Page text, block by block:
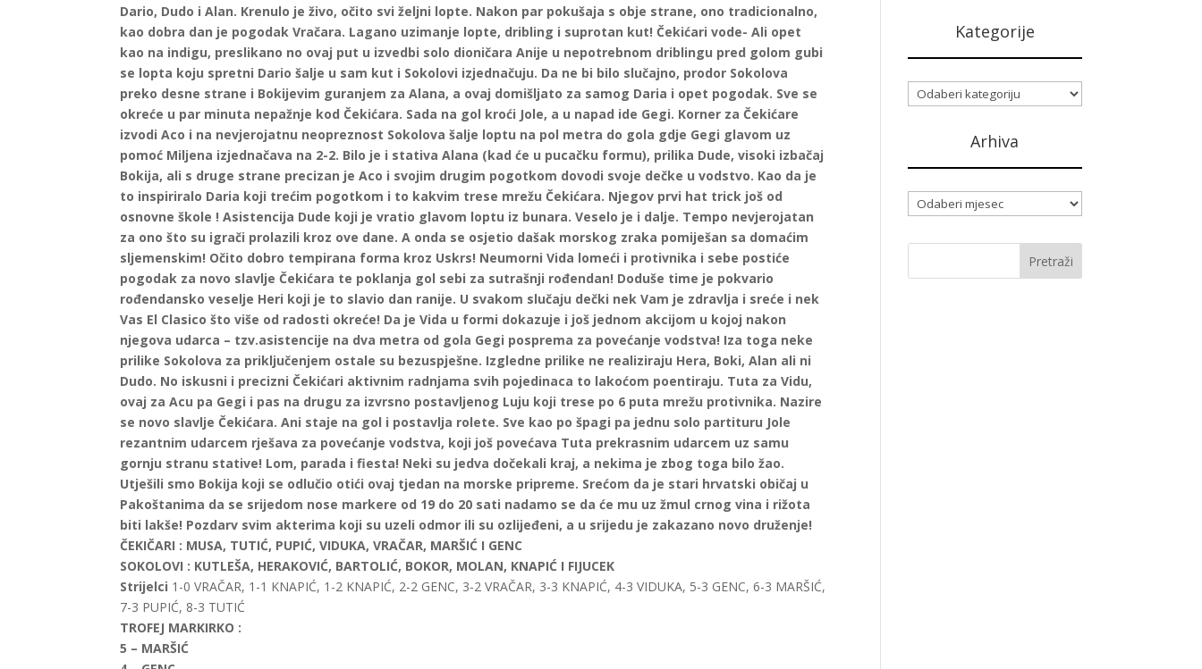
Dario, Dudo i Alan. Krenulo je živo, očito svi željni lopte. Nakon par pokušaja s obje strane, ono tradicionalno,
kao dobra dan je pogodak Vračara. Lagano uzimanje lopte, dribling i suprotan kut! Čekićari vode- Ali opet
kao na indigu, preslikano no ovaj put u izvedbi solo dioničara Anije u nepotrebnom driblingu pred golom gubi
se lopta koju spretni Dario šalje u sam kut i Sokolovi izjednačuju. Da ne bi bilo slučajno, prodor Sokolova
preko desne strane i Bokijevim guranjem za Alana, a ovaj domišljato za samog Daria i opet pogodak. Sve se
okreće u par minuta nepažnje kod Čekićara. Sada na gol kroći Jole, a u napad ide Gegi. Korner za Čekićare
izvodi Aco i na nevjerojatnu neopreznost Sokolova šalje loptu na pol metra do gola gdje Gegi glavom uz
pomoć Miljena izjednačava na 2-2. Bilo je i stativa Alana (kad će u pucačku formu), prilika Dude, visoki izbačaj
Bokija, ali s druge strane precizan je Aco i svojim drugim pogotkom dovodi svoje dečke u vodstvo. Kao da je
to inspiriralo Daria koji trećim pogotkom i to kakvim trese mrežu Čekićara. Njegov prvi hat trick još od
osnovne škole ! Asistencija Dude koji je vratio glavom loptu iz bunara. Veselo je i dalje. Tempo nevjerojatan
za ono što su igrači prolazili kroz ove dane. A onda se osjetio dašak morskog zraka pomiješan sa domaćim
sljemenskim! Očito dobro tempirana forma kroz Uskrs! Neumorni Vida lomeći i protivnika i sebe postiće
pogodak za novo slavlje Čekićara te poklanja gol sebi za sutrašnji rođendan! Doduše time je pokvario
rođendansko veselje Heri koji je to slavio dan ranije. U svakom slučaju dečki nek Vam je zdravlja i sreće i nek
Vas El Clasico što više od radosti okreće! Da je Vida u formi dokazuje i još jednom akcijom u kojoj nakon
njegova udarca – tzv.asistencije na dva metra od gola Gegi posprema za povećanje vodstva! Iza toga neke
prilike Sokolova za priključenjem ostale su bezuspješne. Izgledne prilike ne realiziraju Hera, Boki, Alan ali ni
Dudo. No iskusni i precizni Čekićari aktivnim radnjama svih pojedinaca to lakoćom poentiraju. Tuta za Vidu,
ovaj za Acu pa Gegi i pas na drugu za izvrsno postavljenog Luju koji trese po 6 puta mrežu protivnika. Nazire
se novo slavlje Čekićara. Ani staje na gol i postavlja rolete. Sve kao po špagi pa jednu solo partituru Jole
rezantnim udarcem rješava za povećanje vodstva, koji još povećava Tuta prekrasnim udarcem uz samu
gornju stranu stative! Lom, parada i fiesta! Neki su jedva dočekali kraj, a nekima je zbog toga bilo žao.
Utješili smo Bokija koji se odlučio otići ovaj tjedan na morske pripreme. Srećom da je stari hrvatski običaj u
Pakoštanima da se srijedom nose markere od 19 do 20 sati nadamo se da će mu uz žmul crnog vina i rižota
biti lakše! Pozdarv svim akterima koji su uzeli odmor ili su ozlijeđeni, a u srijedu je zakazano novo druženje!
ČEKIČARI : MUSA, TUTIĆ, PUPIĆ, VIDUKA, VRAČAR, MARŠIĆ I GENC
SOKOLOVI : KUTLEŠA, HERAKOVIĆ, BARTOLIĆ, BOKOR, MOLAN, KNAPIĆ I FIJUCEK
Strijelci 1-0 VRAČAR, 1-1 KNAPIĆ, 1-2 KNAPIĆ, 2-2 GENC, 3-2 VRAČAR, 3-3 KNAPIĆ, 4-3 VIDUKA, 5-3 GENC, 6-3 MARŠIĆ,
7-3 PUPIĆ, 8-3 TUTIĆ
TROFEJ MARKIRKO :
5 – MARŠIĆ
Kategorije
Kategorije
Arhiva
Arhiva